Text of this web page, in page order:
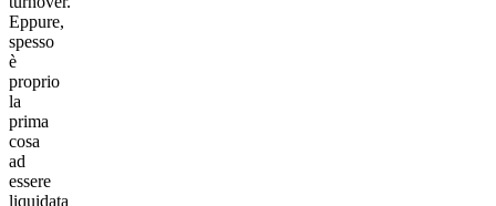
Eppure,
spesso
è
proprio
la
prima
cosa
ad
essere
liquidata